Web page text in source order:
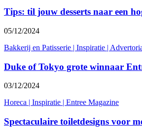
Tips: til jouw desserts naar een
05/12/2024
Bakkerij en Patisserie | Inspiratie |
Duke of Tokyo grote winnaar
03/12/2024
Horeca | Inspiratie | Entree Magazine
Spectaculaire toiletdesigns voor